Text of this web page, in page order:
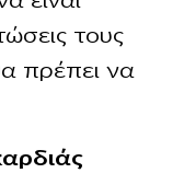
τους
πρέπει να